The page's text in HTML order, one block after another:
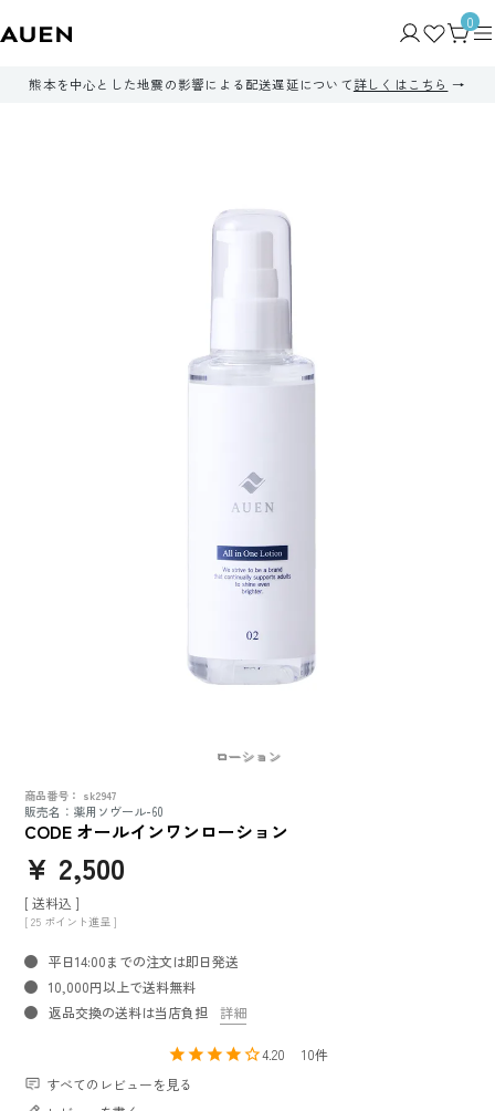
0
熊本を中心とした地震の影響による配送遅延について詳しくはこちら
ローション
商品番号 sk2947
販売名：薬用ソヴール-60
CODE オールインワンローション
¥ 2,500
送料込
[ 25 ポイント進呈 ]
平日14:00までの注文は即日発送
10,000円以上で送料無料
返品交換の送料は当店負担
詳細
4.20
10
すべてのレビューを見る